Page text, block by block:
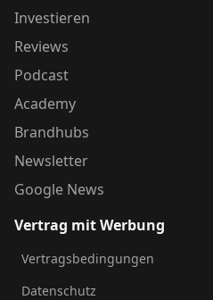
Investieren
Reviews
Podcast
Academy
Brandhubs
Newsletter
Google News
Vertrag mit Werbung
Vertragsbedingungen
Datenschutz